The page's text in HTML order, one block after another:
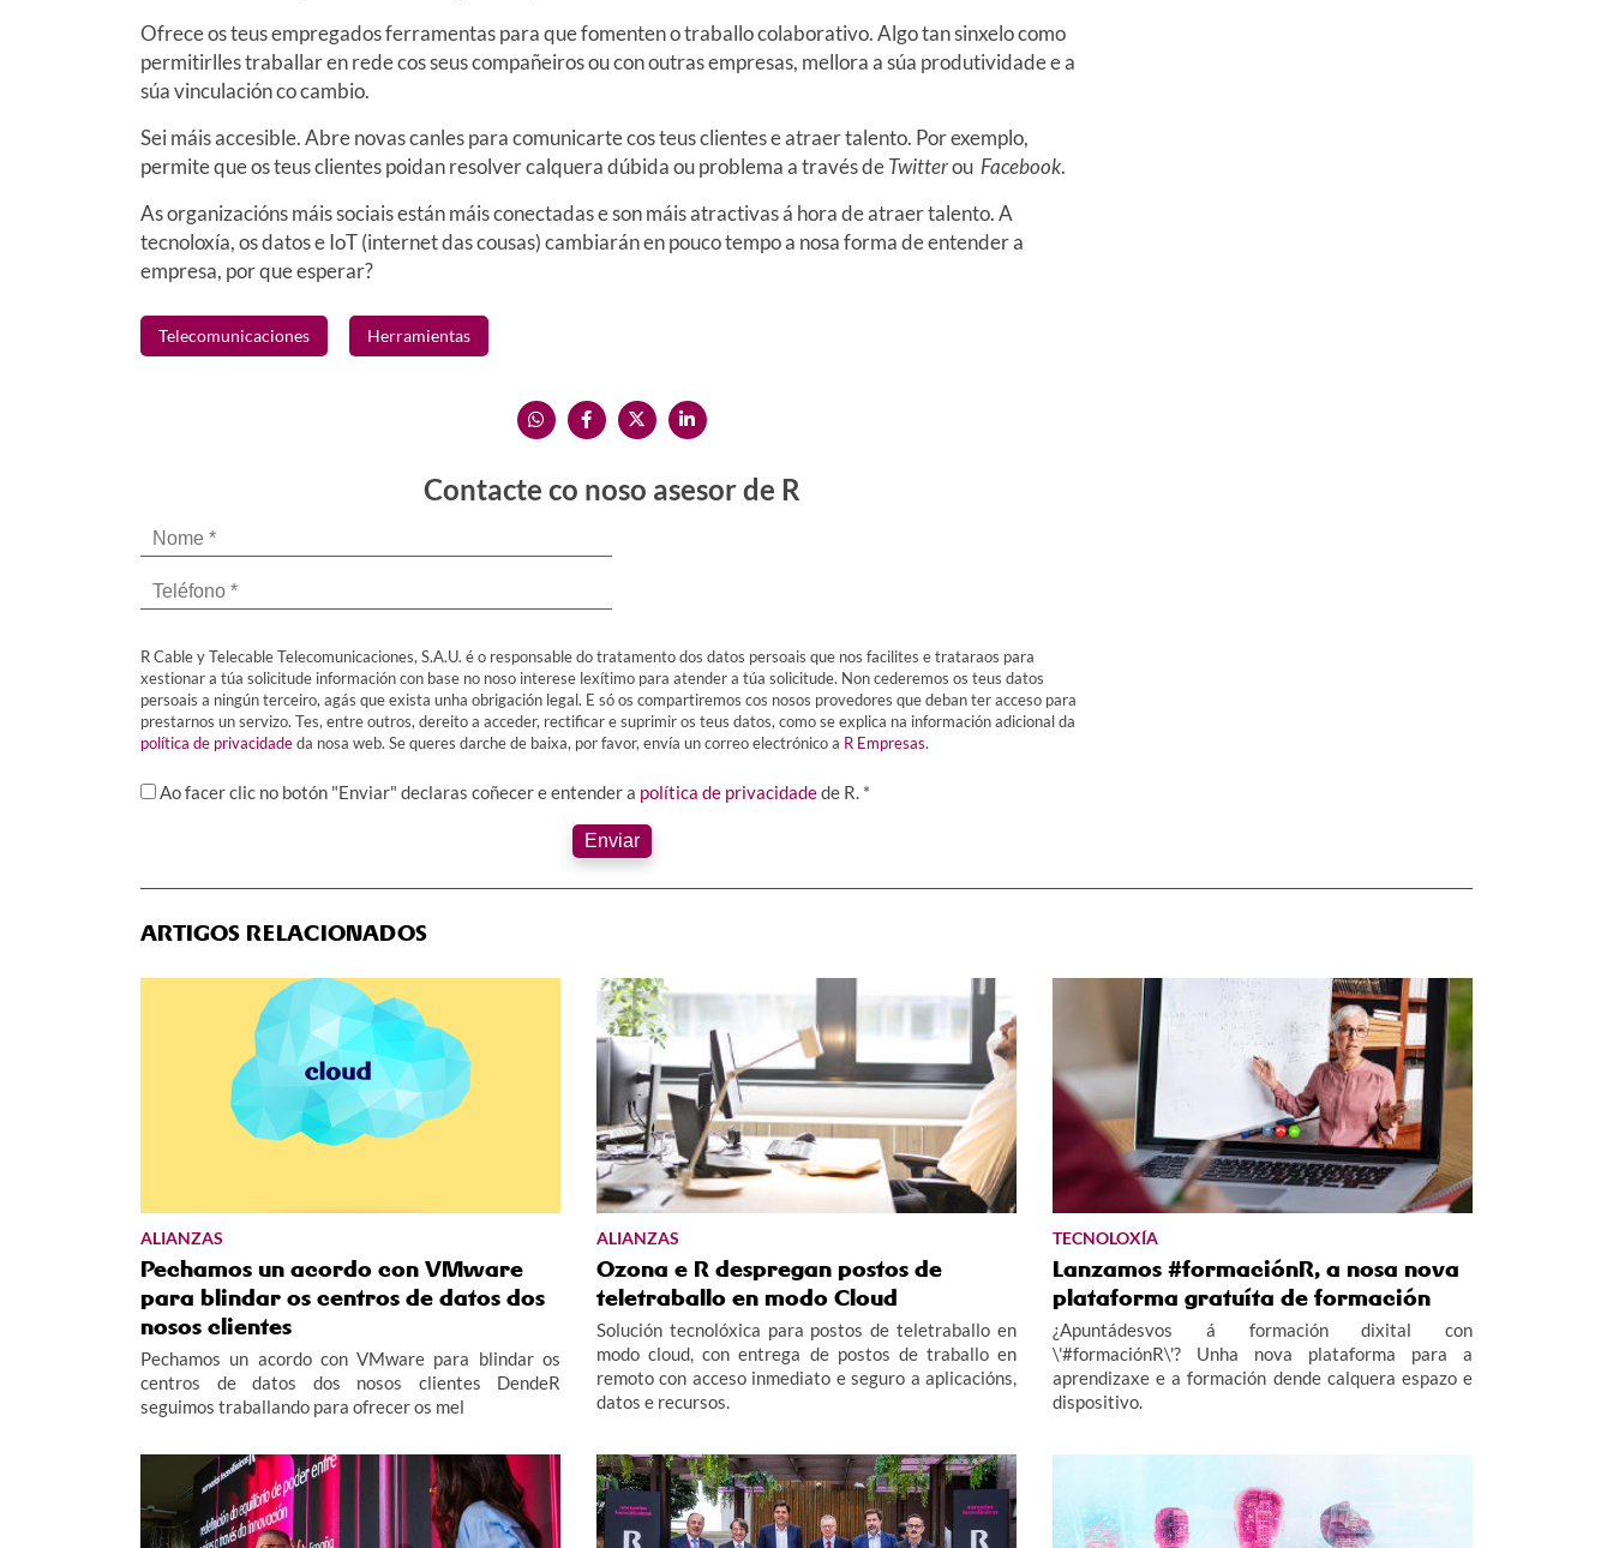
Ofrece os teus empregados ferramentas para que fomenten o traballo colaborativo. Algo tan sinxelo como
permitirlles traballar en rede cos seus compañeiros ou con outras empresas, mellora a súa produtividade e a
súa vinculación co cambio.
Sei máis accesible. Abre novas canles para comunicarte cos teus clientes e atraer talento. Por exemplo,
permite que os teus clientes poidan resolver calquera dúbida ou problema a través deTwitterou Facebook.
As organizacións máis sociais están máis conectadas e son máis atractivas á hora de atraer talento. A
tecnoloxía, os datos e IoT (internet das cousas) cambiarán en pouco tempo a nosa forma de entender a
empresa, por que esperar?
Telecomunicaciones Herramientas
Contacte co noso asesor de R
R Cable y Telecable Telecomunicaciones, S.A.U. é o responsable do tratamento dos datos persoais que nos facilites e trataraos para
xestionar a túa solicitude información con base no noso interese lexítimo para atender a túa solicitude. Non cederemos os teus datos
persoais a ningún terceiro, agás que exista unha obrigación legal. E só os compartiremos cos nosos provedores que deban ter acceso para
prestarnos un servizo. Tes, entre outros, dereito a acceder, rectificar e suprimir os teus datos, como se explica na información adicional da
política de privacidadeda nosa web. Se queres darche de baixa, por favor, envía un correo electrónico a R Empresas.
Ao facer clic no botón "Enviar" declaras coñecer e entender a política de privacidadede R. *
Enviar
ARTIGOS RELACIONADOS
ALIANZAS
Pechamos un acordo con VMware
para blindar os centros de datos dos
nosos clientes
Pechamos un acordo con VMware para blindar os
centros de datos dos nosos clientes DendeR
seguimos traballando para ofrecer os mel
ALIANZAS
Ozona e R despregan postos de
teletraballo en modo Cloud
Solución tecnolóxica para postos de teletraballo en
modo cloud, con entrega de postos de traballo en
remoto con acceso inmediato e seguro a aplicacións,
datos e recursos.
TECNOLOXÍA
Lanzamos #formaciónR, a nosa nova
plataforma gratuíta de formación
¿Apuntádesvos á formación dixital con
\'#formaciónR\'? Unha nova plataforma para a
aprendizaxe e a formación dende calquera espazo e
dispositivo.